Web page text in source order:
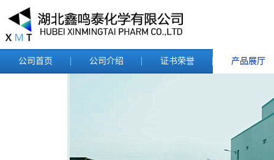
公司首页 公司介绍 证书荣誉 产品展厅